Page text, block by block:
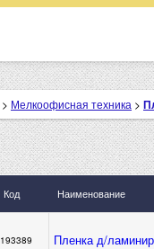
> Мелкоофисная техника >
Код Наименование
193389 Пленка д/